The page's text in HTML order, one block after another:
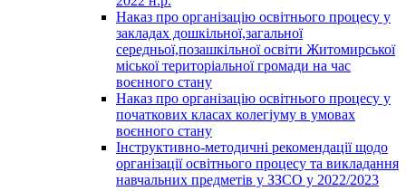
Наказ про організацію освітнього процесу у
закладах дошкільної,загальної
середньої,позашкільної освіти Житомирської
міської територіальної громади на час
воєнного стану
Наказ про організацію освітнього процесу у
початкових класах колегіуму в умовах
воєнного стану
Інструктивно-методичні рекомендації щодо
організації освітнього процесу та викладання
навчальних предметів у ЗЗСО у 2022/2023